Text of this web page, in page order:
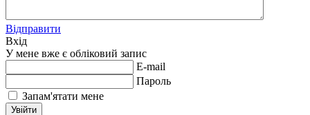
Відправити
Вхід
У мене вже є обліковий запис
E-mail
Пароль
Запам'ятати мене
Увійти